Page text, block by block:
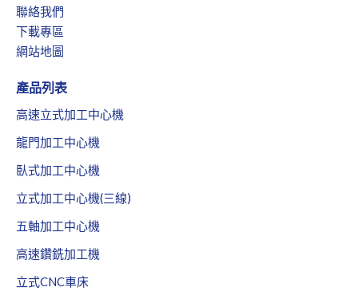
聯絡我們
下載專區
網站地圖
產品列表
高速立式加工中心機
龍門加工中心機
臥式加工中心機
立式加工中心機(三線)
五軸加工中心機
高速鑽銑加工機
立式CNC車床